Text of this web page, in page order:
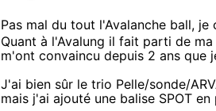
Pas mal du tout l'Avalanche ball, je
Quant à l'Avalung il fait parti de
m'ont convaincu depuis 2 ans que
J'ai bien sûr le trio Pelle/sonde/
mais j'ai ajouté une balise SPOT